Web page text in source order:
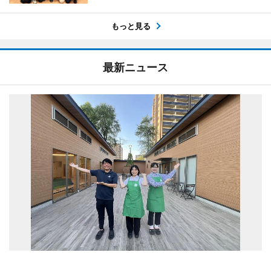
もっと見る
最新ニュース